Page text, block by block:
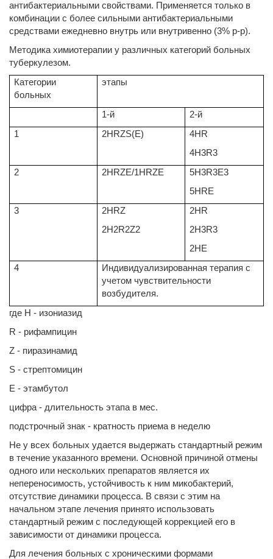
антибактериальными свойствами. Применяется только в
комбинации с более сильными антибактериальными
средствами ежедневно внутрь или внутривенно (3% р-р).
Методика химиотерапии у различных категорий больных
туберкулезом.
Категории
больных
этапы
1-й
2-й
1
2HRZS(E)
4HR
4H3R3
2
2HRZE/1HRZE
5H3R3E3
5HRE
3
2HRZ
2H2R2Z2
2HR
2H3R3
2HE
4
Индивидуализированная терапия с
учетом чувствительности
возбудителя.
где H - изониазид
R - рифампицин
Z - пиразинамид
S - стрептомицин
E - этамбутол
цифра - длительность этапа в мес.
подстрочный знак - кратность приема в неделю
Не у всех больных удается выдержать стандартный режим
в течение указанного времени. Основной причиной отмены
одного или нескольких препаратов является их
непереносимость, устойчивость к ним микобактерий,
отсутствие динамики процесса. В связи с этим на
начальном этапе лечения принято использовать
стандартный режим с последующей коррекцией его в
зависимости от динамики процесса.
Для лечения больных с хроническими формами